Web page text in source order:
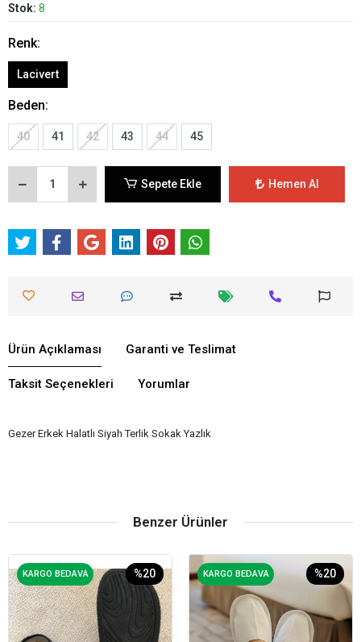
Stok: 8
Renk:
Lacivert
Beden:
40 41 42 43 44 45
Sepete Ekle Hemen Al
Ürün Açıklaması Garanti ve Teslimat
Taksit Seçenekleri Yorumlar
Gezer Erkek Halatlı Siyah Terlik Sokak Yazlık
Benzer Ürünler
KARGO BEDAVA %20 KARGO BEDAVA %20